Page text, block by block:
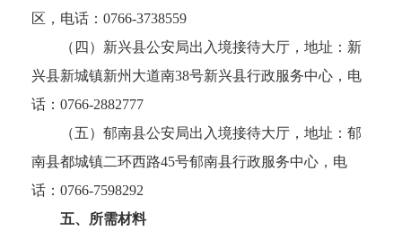
区，电话：0766-3738559
（四）新兴县公安局出入境接待大厅，地址：新
兴县新城镇新州大道南38号新兴县行政服务中心，电
话：0766-2882777
（五）郁南县公安局出入境接待大厅，地址：郁
南县都城镇二环西路45号郁南县行政服务中心，电
话：0766-7598292
五、所需材料